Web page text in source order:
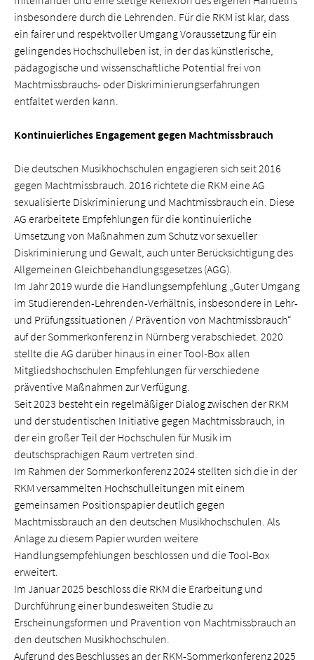
insbesondere durch die Lehrenden. Für die RKM ist klar, dass
ein fairer und respektvoller Umgang Voraussetzung für ein
gelingendes Hochschulleben ist, in der das künstlerische,
pädagogische und wissenschaftliche Potential frei von
Machtmissbrauchs- oder Diskriminierungserfahrungen
entfaltet werden kann.
Kontinuierliches Engagement gegen Machtmissbrauch
Die deutschen Musikhochschulen engagieren sich seit 2016
gegen Machtmissbrauch. 2016 richtete die RKM eine AG
sexualisierte Diskriminierung und Machtmissbrauch ein. Diese
AG erarbeitete Empfehlungen für die kontinuierliche
Umsetzung von Maßnahmen zum Schutz vor sexueller
Diskriminierung und Gewalt, auch unter Berücksichtigung des
Allgemeinen Gleichbehandlungsgesetzes (AGG).
Im Jahr 2019 wurde die Handlungsempfehlung „Guter Umgang
im Studierenden-Lehrenden-Verhältnis, insbesondere in Lehr-
und Prüfungssituationen / Prävention von Machtmissbrauch“
auf der Sommerkonferenz in Nürnberg verabschiedet. 2020
stellte die AG darüber hinaus in einer Tool-Box allen
Mitgliedshochschulen Empfehlungen für verschiedene
präventive Maßnahmen zur Verfügung.
Seit 2023 besteht ein regelmäßiger Dialog zwischen der RKM
und der studentischen Initiative gegen Machtmissbrauch, in
der ein großer Teil der Hochschulen für Musik im
deutschsprachigen Raum vertreten sind.
Im Rahmen der Sommerkonferenz 2024 stellten sich die in der
RKM versammelten Hochschulleitungen mit einem
gemeinsamen Positionspapier deutlich gegen
Machtmissbrauch an den deutschen Musikhochschulen. Als
Anlage zu diesem Papier wurden weitere
Handlungsempfehlungen beschlossen und die Tool-Box
erweitert.
Im Januar 2025 beschloss die RKM die Erarbeitung und
Durchführung einer bundesweiten Studie zu
Erscheinungsformen und Prävention von Machtmissbrauch an
den deutschen Musikhochschulen.
Aufgrund des Beschlusses an der RKM-Sommerkonferenz 2025